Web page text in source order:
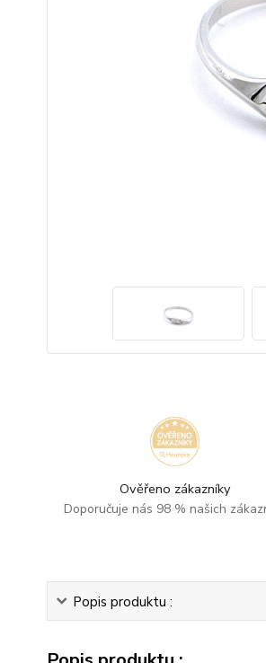
Ověřeno zákazníky
Doporučuje nás 98 % našich
Popis produktu :